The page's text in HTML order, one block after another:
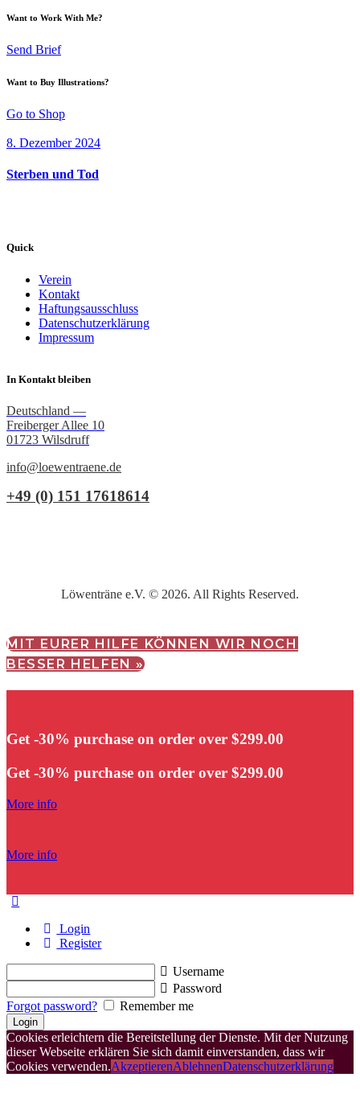
Want to Work With Me?
Send Brief
Want to Buy Illustrations?
Go to Shop
8. Dezember 2024
Sterben und Tod
Quick
Verein
Kontakt
Haftungsausschluss
Datenschutzerklärung
Impressum
In Kontakt bleiben
Deutschland —
Freiberger Allee 10
01723 Wilsdruff
info@loewentraene.de
+49 (0) 151 17618614
Löwenträne e.V. © 2026. All Rights Reserved.
MIT EURER HILFE KÖNNEN WIR NOCH
BESSER HELFEN »
Get -30% purchase on order over $299.00
Get -30% purchase on order over $299.00
More info
More info
Login
Register
Username
Password
Forgot password?
Remember me
Cookies erleichtern die Bereitstellung der Dienste. Mit der Nutzung
dieser Webseite erklären Sie sich damit einverstanden, dass wir
Cookies verwenden.AkzeptierenAblehnenDatenschutzerklärung